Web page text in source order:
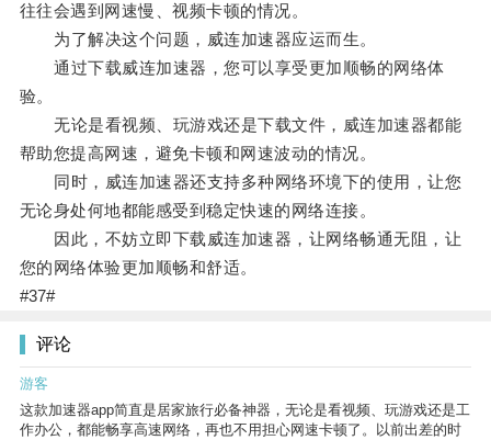
往往会遇到网速慢、视频卡顿的情况。
为了解决这个问题，威连加速器应运而生。
通过下载威连加速器，您可以享受更加顺畅的网络体
验。
无论是看视频、玩游戏还是下载文件，威连加速器都能
帮助您提高网速，避免卡顿和网速波动的情况。
同时，威连加速器还支持多种网络环境下的使用，让您
无论身处何地都能感受到稳定快速的网络连接。
因此，不妨立即下载威连加速器，让网络畅通无阻，让
您的网络体验更加顺畅和舒适。
#37#
评论
游客
这款加速器app简直是居家旅行必备神器，无论是看视频、玩游戏还是工
作办公，都能畅享高速网络，再也不用担心网速卡顿了。以前出差的时